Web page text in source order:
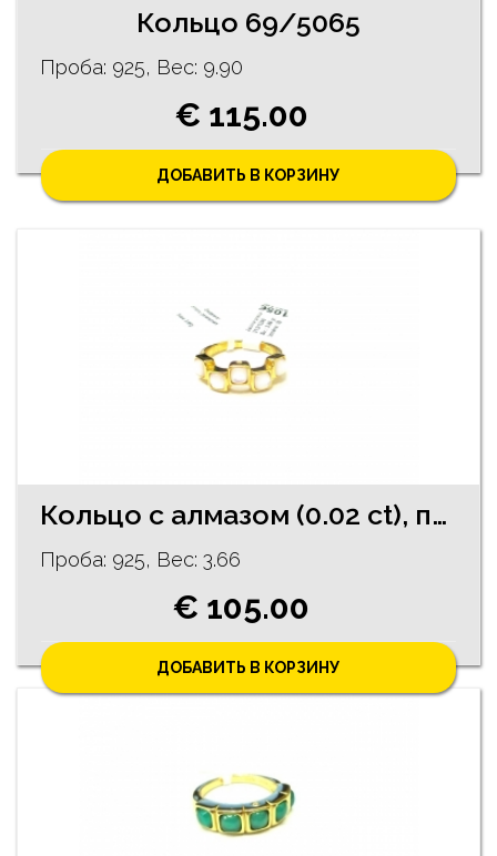
Кольцо 69/5065
Проба: 925, Bес: 9.90
€ 115.00
ДОБАВИТЬ В КОРЗИНУ
Кольцо с алмазом (0.02 ct), перламутром 313/1245
Проба: 925, Bес: 3.66
€ 105.00
ДОБАВИТЬ В КОРЗИНУ